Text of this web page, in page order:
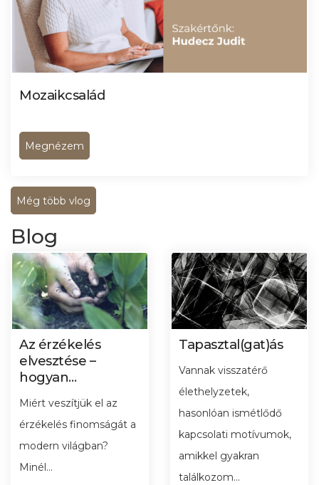
Mozaikcsalád
Megnézem
Még több vlog
Blog
Az érzékelés
elvesztése –
hogyan
testünktől,
önmagunktól és a
természettől?
Miért veszítjük el az
érzékelés finomságát a
modern világban?
Minél...
Tapasztal(gat)ás
Vannak visszatérő
élethelyzetek,
hasonlóan ismétlődő
kapcsolati motívumok,
amikkel gyakran
találkozom...